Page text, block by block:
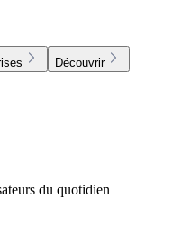
Découvrir
du quotidien